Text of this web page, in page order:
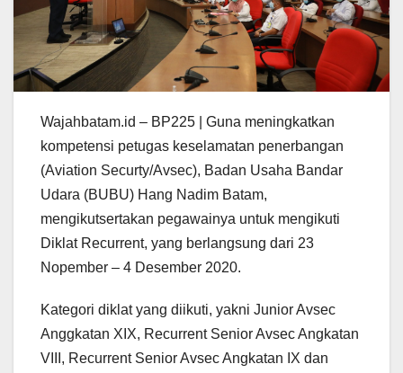
Wajahbatam.id – BP225 | Guna meningkatkan
kompetensi petugas keselamatan penerbangan
(Aviation Securty/Avsec), Badan Usaha Bandar
Udara (BUBU) Hang Nadim Batam,
mengikutsertakan pegawainya untuk mengikuti
Diklat Recurrent, yang berlangsung dari 23
Nopember – 4 Desember 2020.
Kategori diklat yang diikuti, yakni Junior Avsec
Anggkatan XIX, Recurrent Senior Avsec Angkatan
VIII, Recurrent Senior Avsec Angkatan IX dan